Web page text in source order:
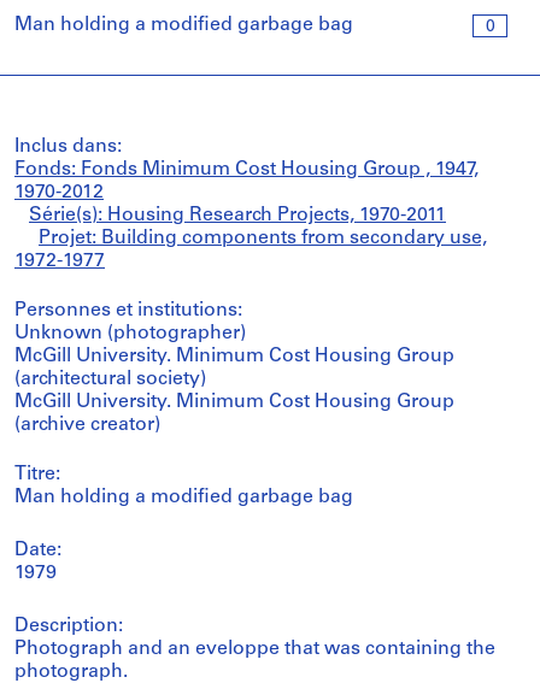
0
Man holding a modified garbage bag
Inclus dans:
Fonds: Fonds Minimum Cost Housing Group , 1947,
1970-2012
Série(s): Housing Research Projects, 1970-2011
Projet: Building components from secondary use,
1972-1977
Personnes et institutions:
Unknown (photographer)
McGill University. Minimum Cost Housing Group
(architectural society)
McGill University. Minimum Cost Housing Group
(archive creator)
Titre:
Man holding a modified garbage bag
Date:
1979
Description:
Photograph and an eveloppe that was containing the
photograph.